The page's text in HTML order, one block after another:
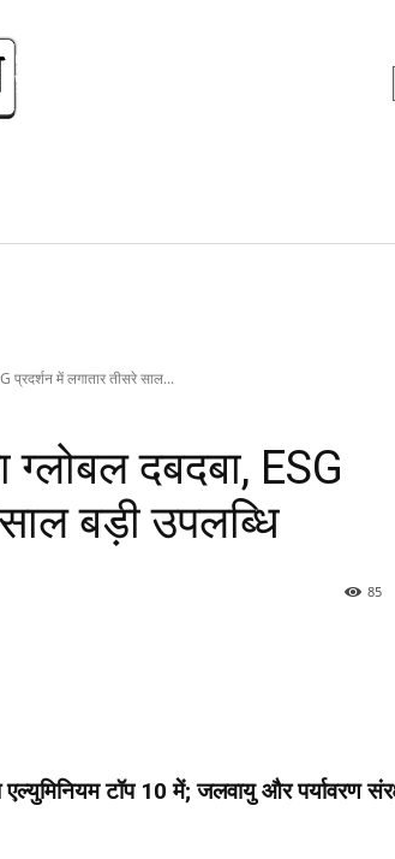
प्रदर्शन में लगातार तीसरे साल...
ग्लोबल दबदबा, ESG
बड़ी उपलब्धि
85
टॉप 10 में; जलवायु और पर्यावरण